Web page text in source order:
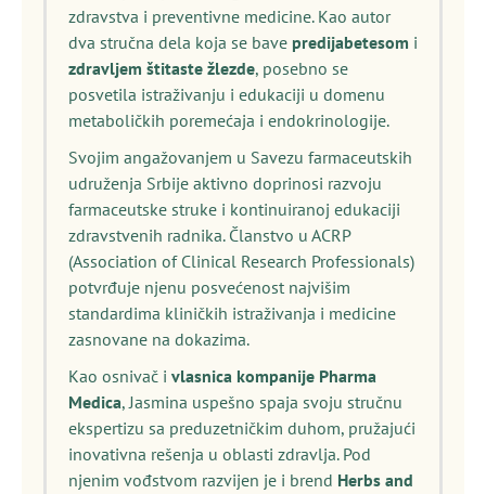
zdravstva i preventivne medicine. Kao autor
dva stručna dela koja se bave predijabetesom i
zdravljem štitaste žlezde, posebno se
posvetila istraživanju i edukaciji u domenu
metaboličkih poremećaja i endokrinologije.
Svojim angažovanjem u Savezu farmaceutskih
udruženja Srbije aktivno doprinosi razvoju
farmaceutske struke i kontinuiranoj edukaciji
zdravstvenih radnika. Članstvo u ACRP
(Association of Clinical Research Professionals)
potvrđuje njenu posvećenost najvišim
standardima kliničkih istraživanja i medicine
zasnovane na dokazima.
Kao osnivač i vlasnica kompanije Pharma
Medica, Jasmina uspešno spaja svoju stručnu
ekspertizu sa preduzetničkim duhom, pružajući
inovativna rešenja u oblasti zdravlja. Pod
njenim vođstvom razvijen je i brend Herbs and